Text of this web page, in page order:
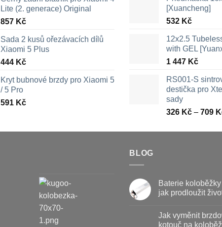
Lite (2. generace) Original
857 Kč
Sada 2 kusů ořezávacích dílů
Xiaomi 5 Plus
444 Kč
Kryt bubnové brzdy pro Xiaomi 5
/ 5 Pro
591 Kč
[Xuancheng]
532 Kč
12x2.5
with GEL
1 447 Kč
RS001-S
destička pro
sady
326 Kč – 709
BLOG
Baterie
jak prodloužit
textu
Jak vyměnit
kotouč na